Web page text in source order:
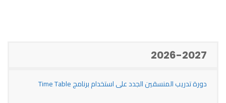
2026-2027
دورة تدريب المنسقين الجدد على استخدام برنامج Time Table